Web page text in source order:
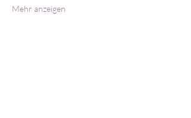
Mehr anzeigen